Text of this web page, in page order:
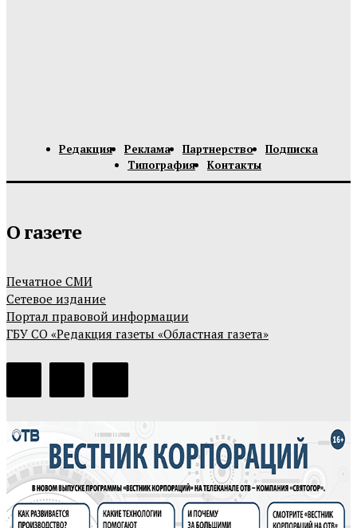
Редакция Реклама Партнерство
Подписка
Типография
Контакты
О газете
Печатное СМИ
Сетевое издание
Портал правовой информации
ГБУ СО «Редакция газеты «Областная газета»